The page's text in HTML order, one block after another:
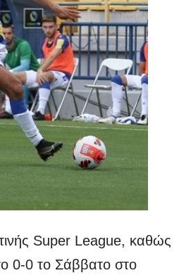
Super League, καθώς
0-0 το Σάββατο στο